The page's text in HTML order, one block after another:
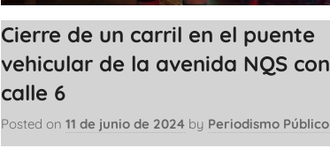
Cierre de un carril en el puente
vehicular de la avenida NQS con
calle 6
Posted on11 de junio de 2024 by Periodismo Público